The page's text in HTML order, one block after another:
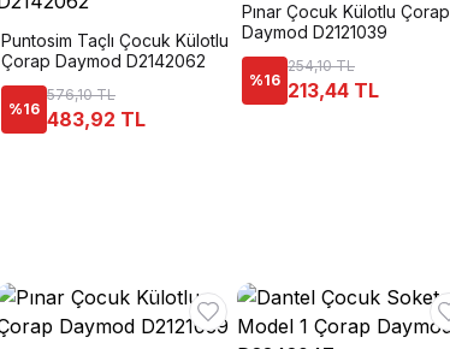
Puntosim Taçlı Çocuk Külotlu
Çorap Daymod D2142062
%16
576,10 TL
483,92 TL
Pınar Çocuk Külotlu Çorap
Daymod D2121039
%16
254,10 TL
213,44 TL